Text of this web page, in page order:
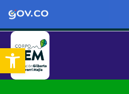
Abrir barra de